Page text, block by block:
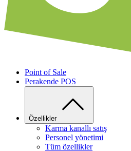
Point of Sale
Perakende POS
Özellikler
Karma kanallı satış
Personel yönetimi
Tüm özellikler